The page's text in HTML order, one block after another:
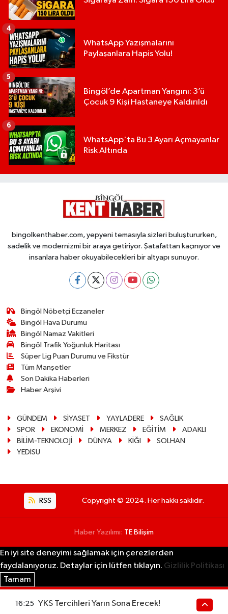
WhatsApp Yazışmalarını
Paylaşanlara Hapis Yolu!
4
Bingöl’de Apartman Yangını: 3’ü
Çocuk 9 Kişi Hastaneye Kaldırıldı
5
WhatsApp'ta Bu 3 Ayarı Açmayanlar
Risk Altında
6
bingolkenthaber.com, yepyeni temasıyla sizleri buluştururken,
sadelik ve modernizmi bir araya getiriyor. Şatafattan kaçınıyor ve
insanlara haber okuyabilecekleri bir altyapı sunuyor.
Bingöl Nöbetçi Eczaneler
Bingöl Hava Durumu
Bingöl Namaz Vakitleri
Bingöl Trafik Yoğunluk Haritası
Süper Lig Puan Durumu ve Fikstür
Tüm Manşetler
Son Dakika Haberleri
Haber Arşivi
GÜNDEM SİYASET YAYLADERE
SAĞLIK
SPOR
EKONOMİ MERKEZ EĞİTİM
ADAKLI
BİLİM-TEKNOLOJİ
DÜNYA KİĞI
SOLHAN
YEDİSU
RSS Copyright © 2024. Her hakkı saklıdır.
Haber Yazılımı: TE Bilişim
En iyi site deneyimi sağlamak için çerezlerden
faydalanıyoruz. Detaylar için lütfen tıklayın. Gizlilik Politikası
Tamam
16:25 YKS Tercihleri Yarın Sona Erecek!